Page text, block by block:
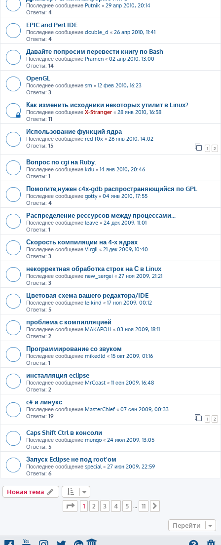
Последнее сообщение Putnik « 29 апр 2010, 20:14
Ответы: 4
EPIC and Perl IDE
Последнее сообщение double_d « 26 апр 2010, 11:41
Ответы: 4
Давайте попросим перевести книгу по Bash
Последнее сообщение Pramen « 02 апр 2010, 13:00
Ответы: 14
OpenGL
Последнее сообщение sm « 12 фев 2010, 16:23
Ответы: 3
Как изменить исходники некоторых утилит в Linux?
Последнее сообщение X-Stranger« 28 янв 2010, 16:58
Ответы: 11
Использование функций ядра
Последнее сообщение red f0x « 26 янв 2010, 14:02
Ответы: 15 1 2
Вопрос по cgi на Ruby.
Последнее сообщение kdu « 14 янв 2010, 20:46
Ответы: 1
Помогите,нужен c4x-gdb распространяющийся по GPL
Последнее сообщение gotty« 04 янв 2010, 17:55
Ответы: 4
Распределение рессурсов между процессами...
Последнее сообщение leave « 24 дек 2009, 11:01
Ответы: 1
Скорость компиляции на 4-х ядрах
Последнее сообщение Virgil« 21 дек 2009, 10:40
Ответы: 3
некорректная обработка строк на С в Linux
Последнее сообщение new_sergei « 27 ноя 2009, 21:21
Ответы: 3
Цветовая схема вашего редактора/IDE
Последнее сообщение leikind « 17 ноя 2009, 00:12
Ответы: 5
проблема с компилляцией
Последнее сообщение MAKAPOH « 03 ноя 2009, 18:11
Ответы: 2
Программирование со звуком
Последнее сообщение mikedld « 15 окт 2009, 01:16
Ответы: 1
инсталляция eclipse
Последнее сообщение MrCoast « 11 сен 2009, 16:48
Ответы: 2
c# и линукс
Последнее сообщение MasterChief « 07 сен 2009, 00:33
Ответы: 19 1 2
Caps Shift Ctrl в консоли
Последнее сообщение mungo « 24 июл 2009, 13:05
Ответы: 5
Запуск Eclipse не под root'ом
Последнее сообщение special« 27 июн 2009, 22:59
Ответы: 6
Новая тема
Страница
из
1 2 3 4 5 … 11
Перейти